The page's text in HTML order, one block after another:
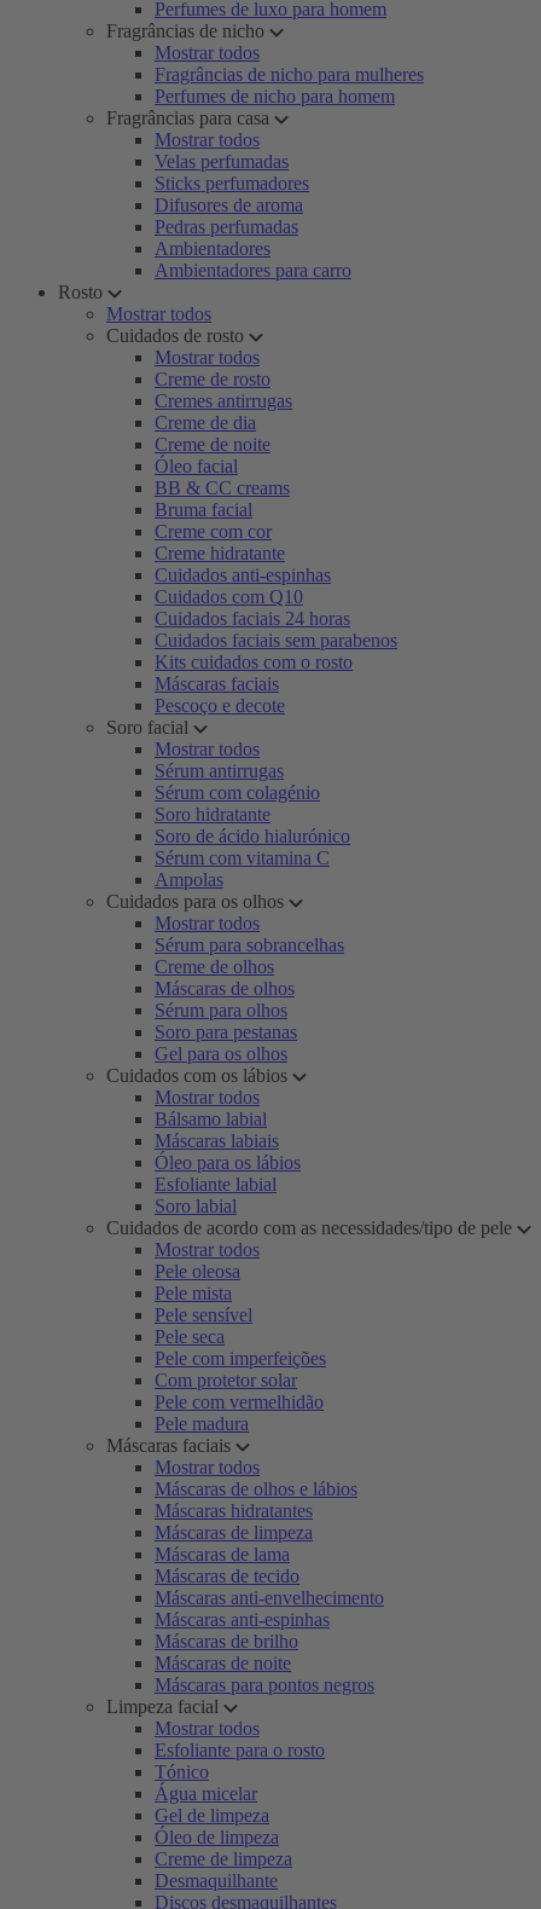
Perfumes de luxo para homem
Fragrâncias de nicho
Mostrar todos
Fragrâncias de nicho para mulheres
Perfumes de nicho para homem
Fragrâncias para casa
Mostrar todos
Velas perfumadas
Sticks perfumadores
Difusores de aroma
Pedras perfumadas
Ambientadores
Ambientadores para carro
Rosto
Mostrar todos
Cuidados de rosto
Mostrar todos
Creme de rosto
Cremes antirrugas
Creme de dia
Creme de noite
Óleo facial
BB & CC creams
Bruma facial
Creme com cor
Creme hidratante
Cuidados anti-espinhas
Cuidados com Q10
Cuidados faciais 24 horas
Cuidados faciais sem parabenos
Kits cuidados com o rosto
Máscaras faciais
Pescoço e decote
Soro facial
Mostrar todos
Sérum antirrugas
Sérum com colagénio
Soro hidratante
Soro de ácido hialurónico
Sérum com vitamina C
Ampolas
Cuidados para os olhos
Mostrar todos
Sérum para sobrancelhas
Creme de olhos
Máscaras de olhos
Sérum para olhos
Soro para pestanas
Gel para os olhos
Cuidados com os lábios
Mostrar todos
Bálsamo labial
Máscaras labiais
Óleo para os lábios
Esfoliante labial
Soro labial
Cuidados de acordo com as necessidades/tipo de pele
Mostrar todos
Pele oleosa
Pele mista
Pele sensível
Pele seca
Pele com imperfeições
Com protetor solar
Pele com vermelhidão
Pele madura
Máscaras faciais
Mostrar todos
Máscaras de olhos e lábios
Máscaras hidratantes
Máscaras de limpeza
Máscaras de lama
Máscaras de tecido
Máscaras anti-envelhecimento
Máscaras anti-espinhas
Máscaras de brilho
Máscaras de noite
Máscaras para pontos negros
Limpeza facial
Mostrar todos
Esfoliante para o rosto
Tónico
Água micelar
Gel de limpeza
Óleo de limpeza
Creme de limpeza
Desmaquilhante
Discos desmaquilhantes